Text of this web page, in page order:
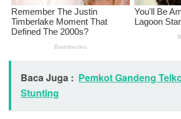
Baca Juga : Pemkot Gandeng
Stunting